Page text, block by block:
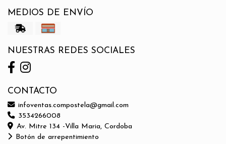
MEDIOS DE ENVÍO
NUESTRAS REDES SOCIALES
CONTACTO
infoventas.compostela@gmail.com
3534266008
Av. Mitre 134 -Villa Maria, Cordoba
Botón de arrepentimiento